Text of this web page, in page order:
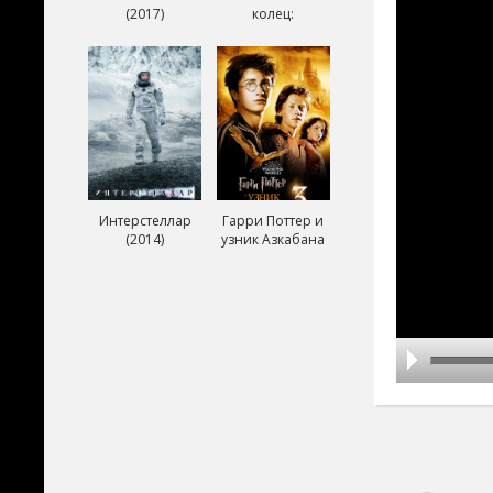
(2017)
колец:
короля (2003)
Интерстеллар
(2014)
Гарри Поттер и
узник Азкабана